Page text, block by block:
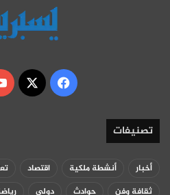
فيسبوك
‫X
تصنيفات
أخبار أنشطة ملكية اقتصاد
ثقافة وفن
حوادث دولي